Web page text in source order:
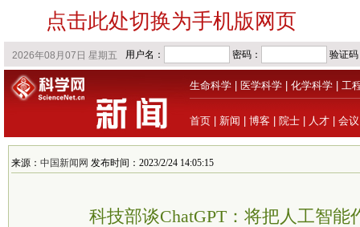
点击此处切换为手机版网页
生命科学 医学科学 化学科学 工
首页 新闻 博客 院士 人才 会议
来源： 中国新闻网 发布时间：2023/2/24 14:05:15
科技部谈ChatGPT：将把人工智能